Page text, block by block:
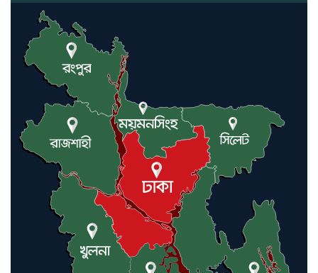
যুক্তরাষ্ট্র ও ইসরায়েল বাদে হরমুজ
প্রণালি সবার জন্য উন্মুক্ত: আরাকচি
এবার চীনের দ্বারস্থ হলেন ডোনাল্ড
ট্রাম্প
ইরানে কঠোর হামলা অব্যাহত রাখতে
ট্রাম্পকে আহ্বান সৌদি আরবের